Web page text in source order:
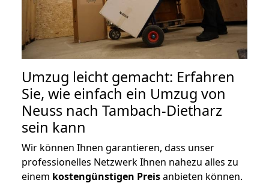
Umzug leicht gemacht: Erfahren
Sie, wie einfach ein Umzug von
Neuss nach Tambach-Dietharz
sein kann
Wir können Ihnen garantieren, dass unser
professionelles Netzwerk Ihnen nahezu alles zu
einem kostengünstigen Preisanbieten können.